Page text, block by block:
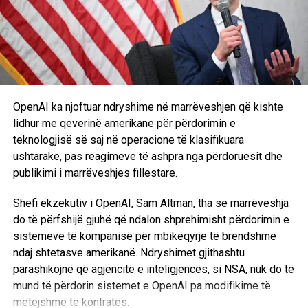
OpenAI ka njoftuar ndryshime në marrëveshjen që kishte
lidhur me qeverinë amerikane për përdorimin e
teknologjisë së saj në operacione të klasifikuara
ushtarake, pas reagimeve të ashpra nga përdoruesit dhe
publikimi i marrëveshjes fillestare.
Shefi ekzekutiv i OpenAI, Sam Altman, tha se marrëveshja
do të përfshijë gjuhë që ndalon shprehimisht përdorimin e
sistemeve të kompanisë për mbikëqyrje të brendshme
ndaj shtetasve amerikanë. Ndryshimet gjithashtu
parashikojnë që agjencitë e inteligjencës, si NSA, nuk do të
mund të përdorin sistemet e OpenAI pa modifikime të
mëtejshme të kontratës.